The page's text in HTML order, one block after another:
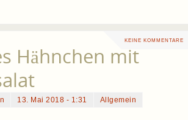
KEINE KOMMENTARE
Hähnchen mit
13. Mai 2018 - 1:31 Allgemein